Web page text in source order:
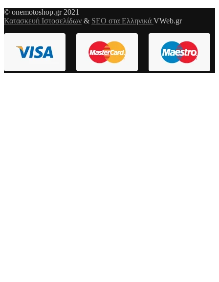
© onemotoshop.gr 2021
Κατασκευή Ιστοσελίδων & SEO στα Ελληνικά VWeb.gr